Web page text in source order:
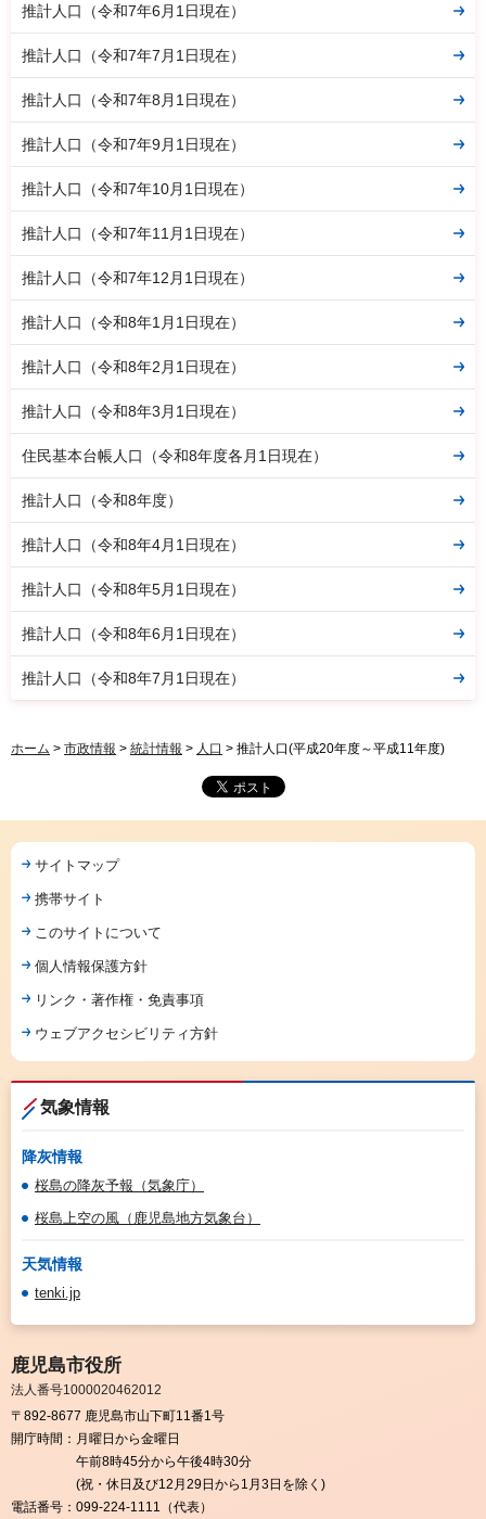
推計人口（令和7年6月1日現在）
推計人口（令和7年7月1日現在）
推計人口（令和7年8月1日現在）
推計人口（令和7年9月1日現在）
推計人口（令和7年10月1日現在）
推計人口（令和7年11月1日現在）
推計人口（令和7年12月1日現在）
推計人口（令和8年1月1日現在）
推計人口（令和8年2月1日現在）
推計人口（令和8年3月1日現在）
住民基本台帳人口（令和8年度各月1日現在）
推計人口（令和8年度）
推計人口（令和8年4月1日現在）
推計人口（令和8年5月1日現在）
推計人口（令和8年6月1日現在）
推計人口（令和8年7月1日現在）
ホーム > 市政情報 > 統計情報 > 人口 > 推計人口(平成20年度～平成11年度)
サイトマップ
携帯サイト
このサイトについて
個人情報保護方針
リンク・著作権・免責事項
ウェブアクセシビリティ方針
気象情報
降灰情報
桜島の降灰予報（気象庁）
桜島上空の風（鹿児島地方気象台）
天気情報
tenki.jp
鹿児島市役所
法人番号1000020462012
〒892-8677 鹿児島市山下町11番1号
開庁時間： 月曜日から金曜日
午前8時45分から午後4時30分
(祝・休日及び12月29日から1月3日を除く)
電話番号： 099-224-1111（代表）